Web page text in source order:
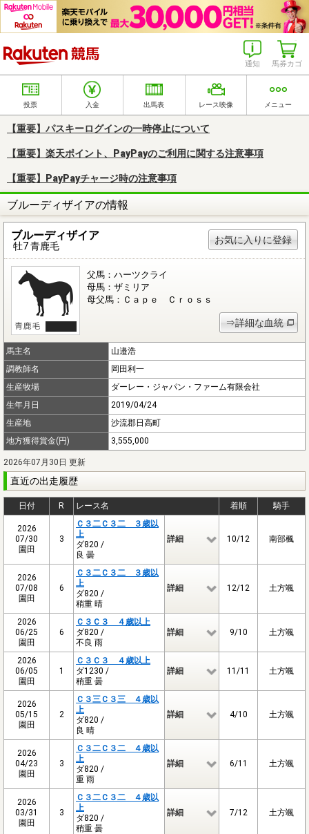
馬券カゴ
通知
投票 入金 出馬表 レース映像 メニュー
【重要】パスキーログインの一時停止について
【重要】楽天ポイント、PayPayのご利用に関する注意事項
【重要】PayPayチャージ時の注意事項
ブルーディザイアの情報
ブルーディザイア
牡7 青鹿毛
お気に入りに登録
父馬：ハーツクライ
母馬：ザミリア
母父馬：Ｃａｐｅ Ｃｒｏｓｓ
⇒詳細な血統
馬主名
山邉浩
調教師名
岡田利一
生産牧場
ダーレー・ジャパン・ファーム有限会社
生年月日
2019/04/24
生産地
沙流郡日高町
地方獲得賞金(円)
3,555,000
2026年07月30日 更新
直近の出走履歴
日付 R レース名 着順 騎手
2026
07/30
園田
3
Ｃ３二Ｃ３二 ３歳以
上
ダ820 /
良 曇
詳細 10/12 南部楓
2026
07/08
園田
6
Ｃ３二Ｃ３二 ３歳以
上
ダ820 /
稍重 晴
詳細 12/12 土方颯
2026
06/25
園田
6
Ｃ３Ｃ３ ４歳以上
ダ820 /
不良 雨
詳細 9/10 土方颯
2026
06/05
園田
1
Ｃ３Ｃ３ ４歳以上
ダ1230 /
稍重 曇
詳細 11/11 土方颯
2026
05/15
園田
2
Ｃ３三Ｃ３三 ４歳以
上
ダ820 /
良 晴
詳細 4/10 土方颯
2026
04/23
園田
3
Ｃ３二Ｃ３二 ４歳以
上
ダ820 /
重 雨
詳細 6/11 土方颯
2026
03/31
園田
3
Ｃ３二Ｃ３二 ４歳以
上
ダ820 /
稍重 曇
詳細 7/12 土方颯